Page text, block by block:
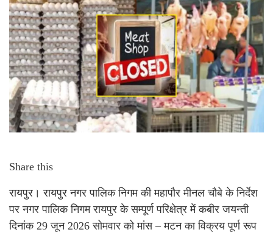
Share this
रायपुर। रायपुर नगर पालिक निगम की महापौर मीनल चौबे के निर्देश
पर नगर पालिक निगम रायपुर के सम्पूर्ण परिक्षेत्र में कबीर जयन्ती
दिनांक 29 जून 2026 सोमवार को मांस – मटन का विक्रय पूर्ण रूप